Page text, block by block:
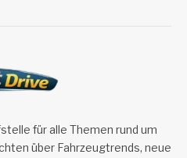
für alle Themen rund um
über Fahrzeugtrends, neue